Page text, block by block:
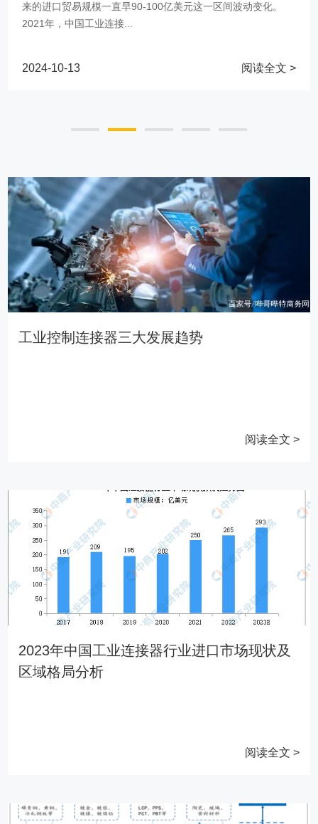
来的进口贸易规模一直早90-100亿美元这一区间波动变化。
2021年，中国工业连接...
2024-10-13 阅读全文 >
工业控制连接器三大发展趋势
阅读全文 >
2023年中国工业连接器行业进口市场现状及
区域格局分析
阅读全文 >